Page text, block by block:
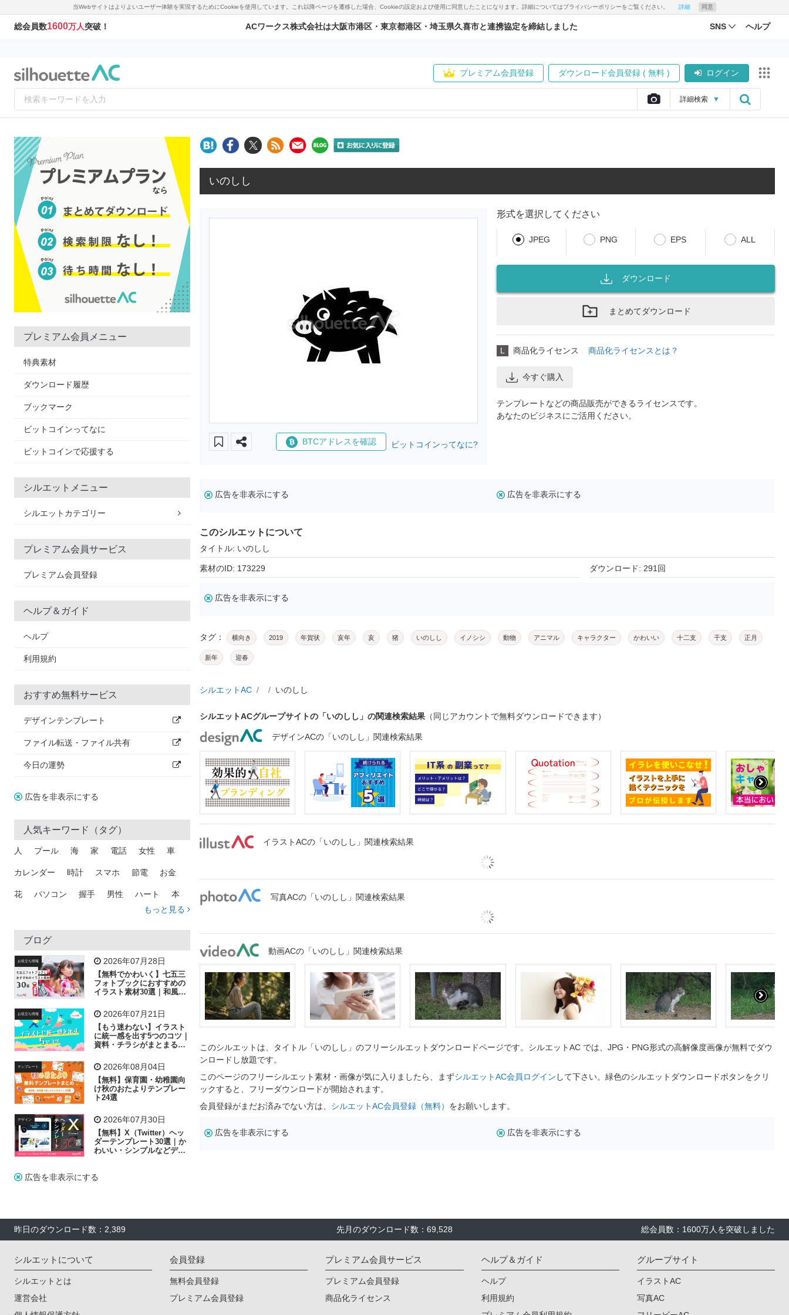
当Webサイトはよりよいユーザー体験を実現するためにCookieを使用しています。これ以降ページを遷移した場合、Cookieの設定および使用に同意したことになります。詳細についてはプライバシーポリシーをご覧ください。 詳細 同意
総会員数1600万人突破！ ACワークス株式会社は大阪市港区・東京都港区・埼玉県久喜市と連携協定を締結しました SNS ヘルプ
プレミアム会員登録 ダウンロード会員登録 ( 無料 ) ログイン
詳細検索 ▼
プレミアム会員メニュー
特典素材
ダウンロード履歴
ブックマーク
ビットコインってなに
ビットコインで応援する
シルエットメニュー
シルエットカテゴリー
プレミアム会員サービス
プレミアム会員登録
ヘルプ＆ガイド
ヘルプ
利用規約
おすすめ無料サービス
デザインテンプレート
ファイル転送・ファイル共有
今日の運勢
広告を非表示にする
人気キーワード（タグ）
人 プール 海 家 電話 女性 車
カレンダー 時計 スマホ 節電 お金
花 パソコン 握手 男性 ハート 本
トラック 木
吹き出し
飛行機 グラフ ビル 魚 家族 書類
歩く 工場 会社 太陽 キラキラ
子供 作業員 相談 ピクトグラム
もっと見る
ブログ
お役立ち情報 2026年07月28日
【無料でかわいく】七五三
フォトブックにおすすめの
イラスト素材30選｜和風の
お役立ち情報 2026年07月21日
【もう迷わない】イラスト
に統一感を出す5つのコツ｜
資料・チラシがまとまるフ
テンプレート 2026年08月04日
【無料】保育園・幼稚園向
け秋のおたよりテンプレー
ト24選
デザイン 2026年07月30日
【無料】X（Twitter）ヘッ
ダーテンプレート30選｜か
わいい・シンプルなどデザ
広告を非表示にする
いのしし
BTCアドレスを確認 ビットコインってなに?
形式を選択してください
JPEG PNG EPS ALL
ダウンロード
まとめてダウンロード
L 商品化ライセンス 商品化ライセンスとは？
今すぐ購入
テンプレートなどの商品販売ができるライセンスです。
あなたのビジネスにご活用ください。
広告を非表示にする 広告を非表示にする
このシルエットについて
タイトル: いのしし
素材のID: 173229 ダウンロード: 291回
広告を非表示にする
タグ： 横向き 2019 年賀状 亥年 亥 猪 いのしし イノシシ 動物 アニマル キャラクター かわいい 十二支 干支 正月
新年 迎春
シルエットAC いのしし
シルエットACグループサイトの「いのしし」の関連検索結果 （同じアカウントで無料ダウンロードできます）
デザインACの「いのしし」関連検索結果
イラストACの「いのしし」関連検索結果
写真ACの「いのしし」関連検索結果
動画ACの「いのしし」関連検索結果
このシルエットは、タイトル「いのしし」のフリーシルエットダウンロードページです。シルエットAC では、JPG・PNG形式の高解像度画像が無料でダウ
ンロードし放題です。
このページのフリーシルエット素材・画像が気に入りましたら、まずシルエットAC会員ログイン して下さい。緑色のシルエットダウンロードボタンをクリ
ックすると、フリーダウンロードが開始されます。
会員登録がまだお済みでない方は、 シルエットAC会員登録（無料） をお願いします。
広告を非表示にする 広告を非表示にする
昨日のダウンロード数：2,389 先月のダウンロード数：69,528 総会員数：1600万人を突破しました
シルエットについて
シルエットとは
運営会社
会員登録
無料会員登録
プレミアム会員登録
プレミアム会員サービス
プレミアム会員登録
商品化ライセンス
ヘルプ＆ガイド
ヘルプ
利用規約
グループサイト
イラストAC
写真AC